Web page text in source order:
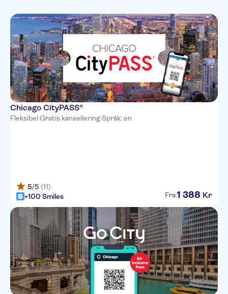
Toppattraksjoner
Sightseeing og
tradisjoner
Byrundturer
Chicago CityPASS®
Fleksibel·Gratis kansellering·Språk: en
5/5 (11)
+100 Smiles
Fra:1 388 Kr